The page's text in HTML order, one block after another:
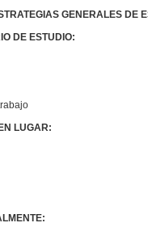
GENERALES DE
DE ESTUDIO:
LUGAR: